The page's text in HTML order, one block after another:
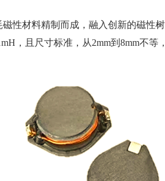
性材料精制而成，融入创新的磁性
，且尺寸标准，从2mm到8mm不